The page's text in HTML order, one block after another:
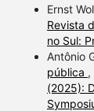
Ernst
Revista
no Sul:
Antônio
pública ,
(2025):